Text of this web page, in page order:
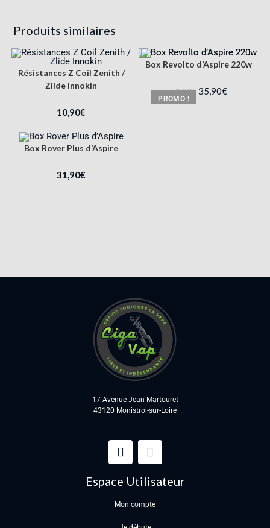
Produits similaires
Résistances Z Coil Zenith /
Zlide Innokin
10,90€
PROMO !
Box Revolto d’Aspire 220w
59,90€ 35,90€
Box Rover Plus d’Aspire
31,90€
17 Avenue Jean Martouret
43120 Monistrol-sur-Loire
Espace Utilisateur
Mon compte